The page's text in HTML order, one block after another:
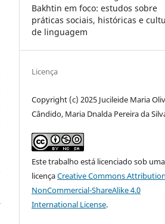
Bakhtin em foco: estudos sobre
práticas sociais, históricas e
de linguagem
Licença
Copyright (c) 2025 Jucileide Maria
Cândido, Maria Dnalda Pereira da
Este trabalho está licenciado sob uma
licençaCreative Commons
NonCommercial-ShareAlike 4.0
International License.